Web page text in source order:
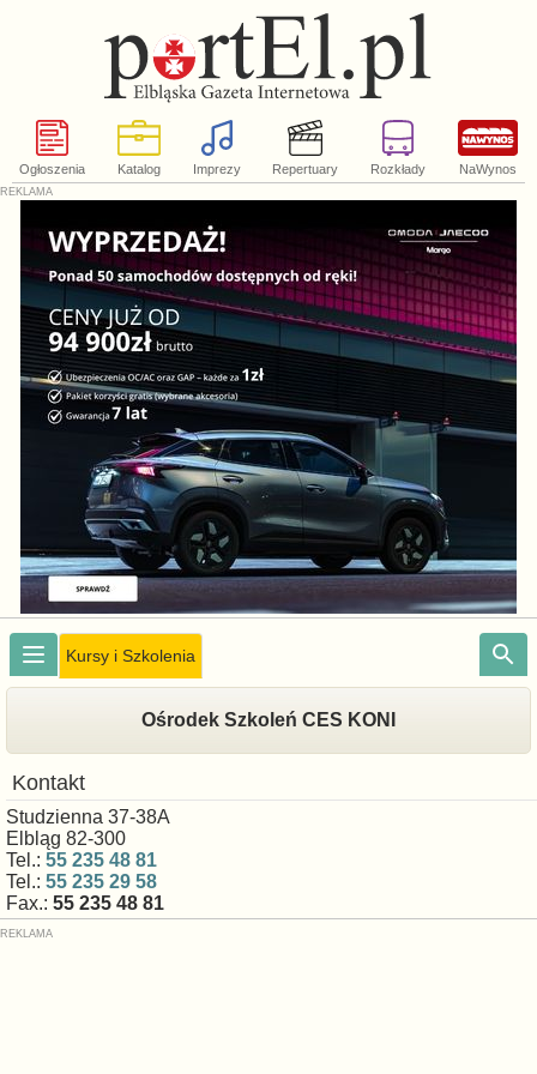
Ogłoszenia Katalog Imprezy Repertuary Rozkłady NaWynos
Kursy i Szkolenia
Ośrodek Szkoleń CES KONI
Kontakt
Studzienna 37-38A
Elbląg 82-300
Tel.: 55 235 48 81
Tel.: 55 235 29 58
Fax.: 55 235 48 81